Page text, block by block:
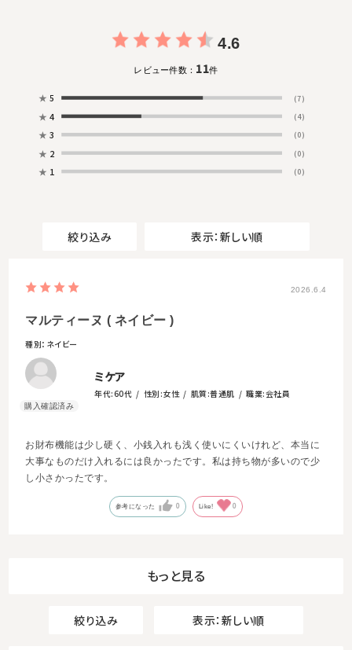
4.6
レビュー件数： 11件
★ 5 (7)
★ 4 (4)
★ 3 (0)
★ 2 (0)
★ 1 (0)
絞り込み 表示：新しい順
2026.6.4
マルティーヌ ( ネイビー )
種別：ネイビー
ミケア
年代:60代 性別:女性 肌質:普通肌 職業:会社員
お財布機能は少し硬く、小銭入れも浅く使いにくいけれど、本当に
大事なものだけ入れるには良かったです。私は持ち物が多いので少
し小さかったです。
参考になった 0 Like! 0
もっと見る
絞り込み 表示：新しい順